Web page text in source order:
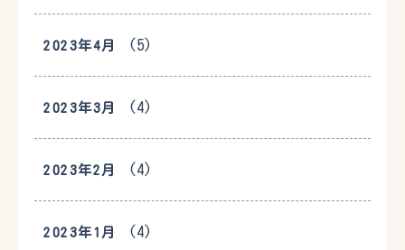
2023年4月 (5)
2023年3月 (4)
2023年2月 (4)
2023年1月 (4)